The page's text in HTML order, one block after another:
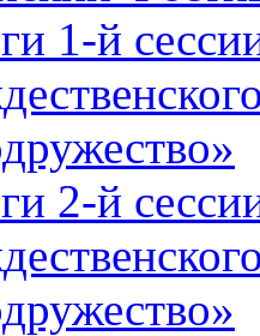
1-й
2-й